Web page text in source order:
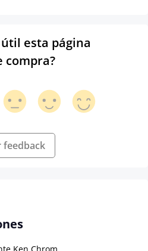
esta página
compra?
feedback